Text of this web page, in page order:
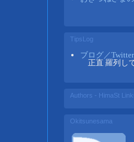
TipsLog
ブログ／
正直 羅列し
Authors - HimaSt
Okitsunesama